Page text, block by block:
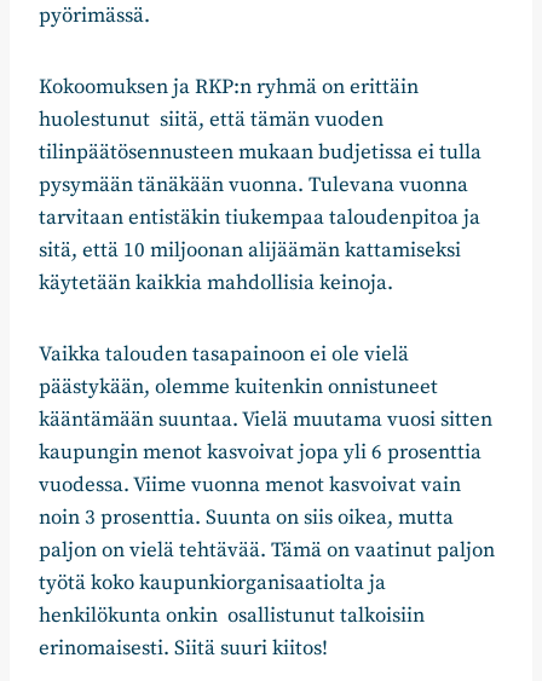
pyörimässä.
Kokoomuksen ja RKP:n ryhmä on erittäin
huolestunut siitä, että tämän vuoden
tilinpäätösennusteen mukaan budjetissa ei tulla
pysymään tänäkään vuonna. Tulevana vuonna
tarvitaan entistäkin tiukempaa taloudenpitoa ja
sitä, että 10 miljoonan alijäämän kattamiseksi
käytetään kaikkia mahdollisia keinoja.
Vaikka talouden tasapainoon ei ole vielä
päästykään, olemme kuitenkin onnistuneet
kääntämään suuntaa. Vielä muutama vuosi sitten
kaupungin menot kasvoivat jopa yli 6 prosenttia
vuodessa. Viime vuonna menot kasvoivat vain
noin 3 prosenttia. Suunta on siis oikea, mutta
paljon on vielä tehtävää. Tämä on vaatinut paljon
työtä koko kaupunkiorganisaatiolta ja
henkilökunta onkin osallistunut talkoisiin
erinomaisesti. Siitä suuri kiitos!